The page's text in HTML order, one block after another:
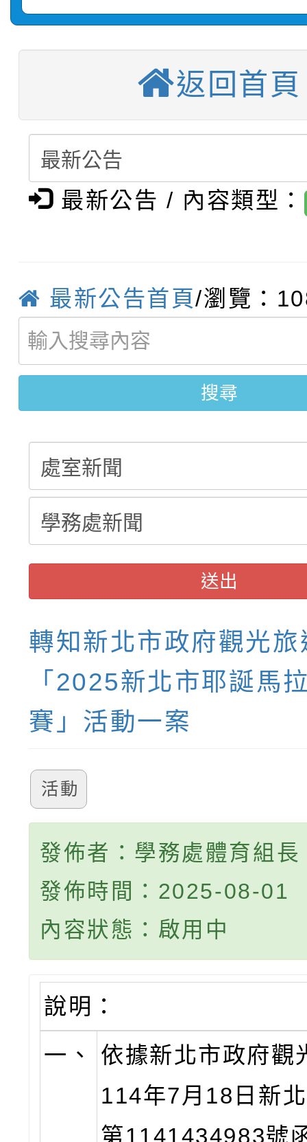
學年度第1學期第7次代
結果(第11招)
【甄選結果(第3招)】
學年度第1學期第9次
結果(第3招)
學年度第1學期第9次
結果(第4招)
【甄選結果(第12招)】
學年度第1學期第7次代
結果(第12招)
轉知：桃園市115學年
賽及師生本土語及新住
賽實施要點
轉知：「桃園市115學
比賽實施要點」
轉知：「115年金融知
城市手牽手，綠能透明
畫影片一案
轉知：「115學年度全
劇比賽實施要點」及修
表
轉知：桃園市115年度
敬師藝文競賽』實施計
【甄選結果(第11招)】
學年度第1學期第7次
結果(第11招)
【甄選結果(第3招)】
學年度第1學期第9次代
結果(第3招)
返回首頁
最新公告 / 內容類型：
最新公告首頁/瀏覽：
搜尋
送出
轉知新北市政府觀光
「2025新北市耶誕馬
賽」活動一案
活動
發佈者：學務處體育組長
發佈時間：2025-08-01
內容狀態：啟用中
說明：
一、
依據新北市政府觀
114年7月18日新
第1141434983號